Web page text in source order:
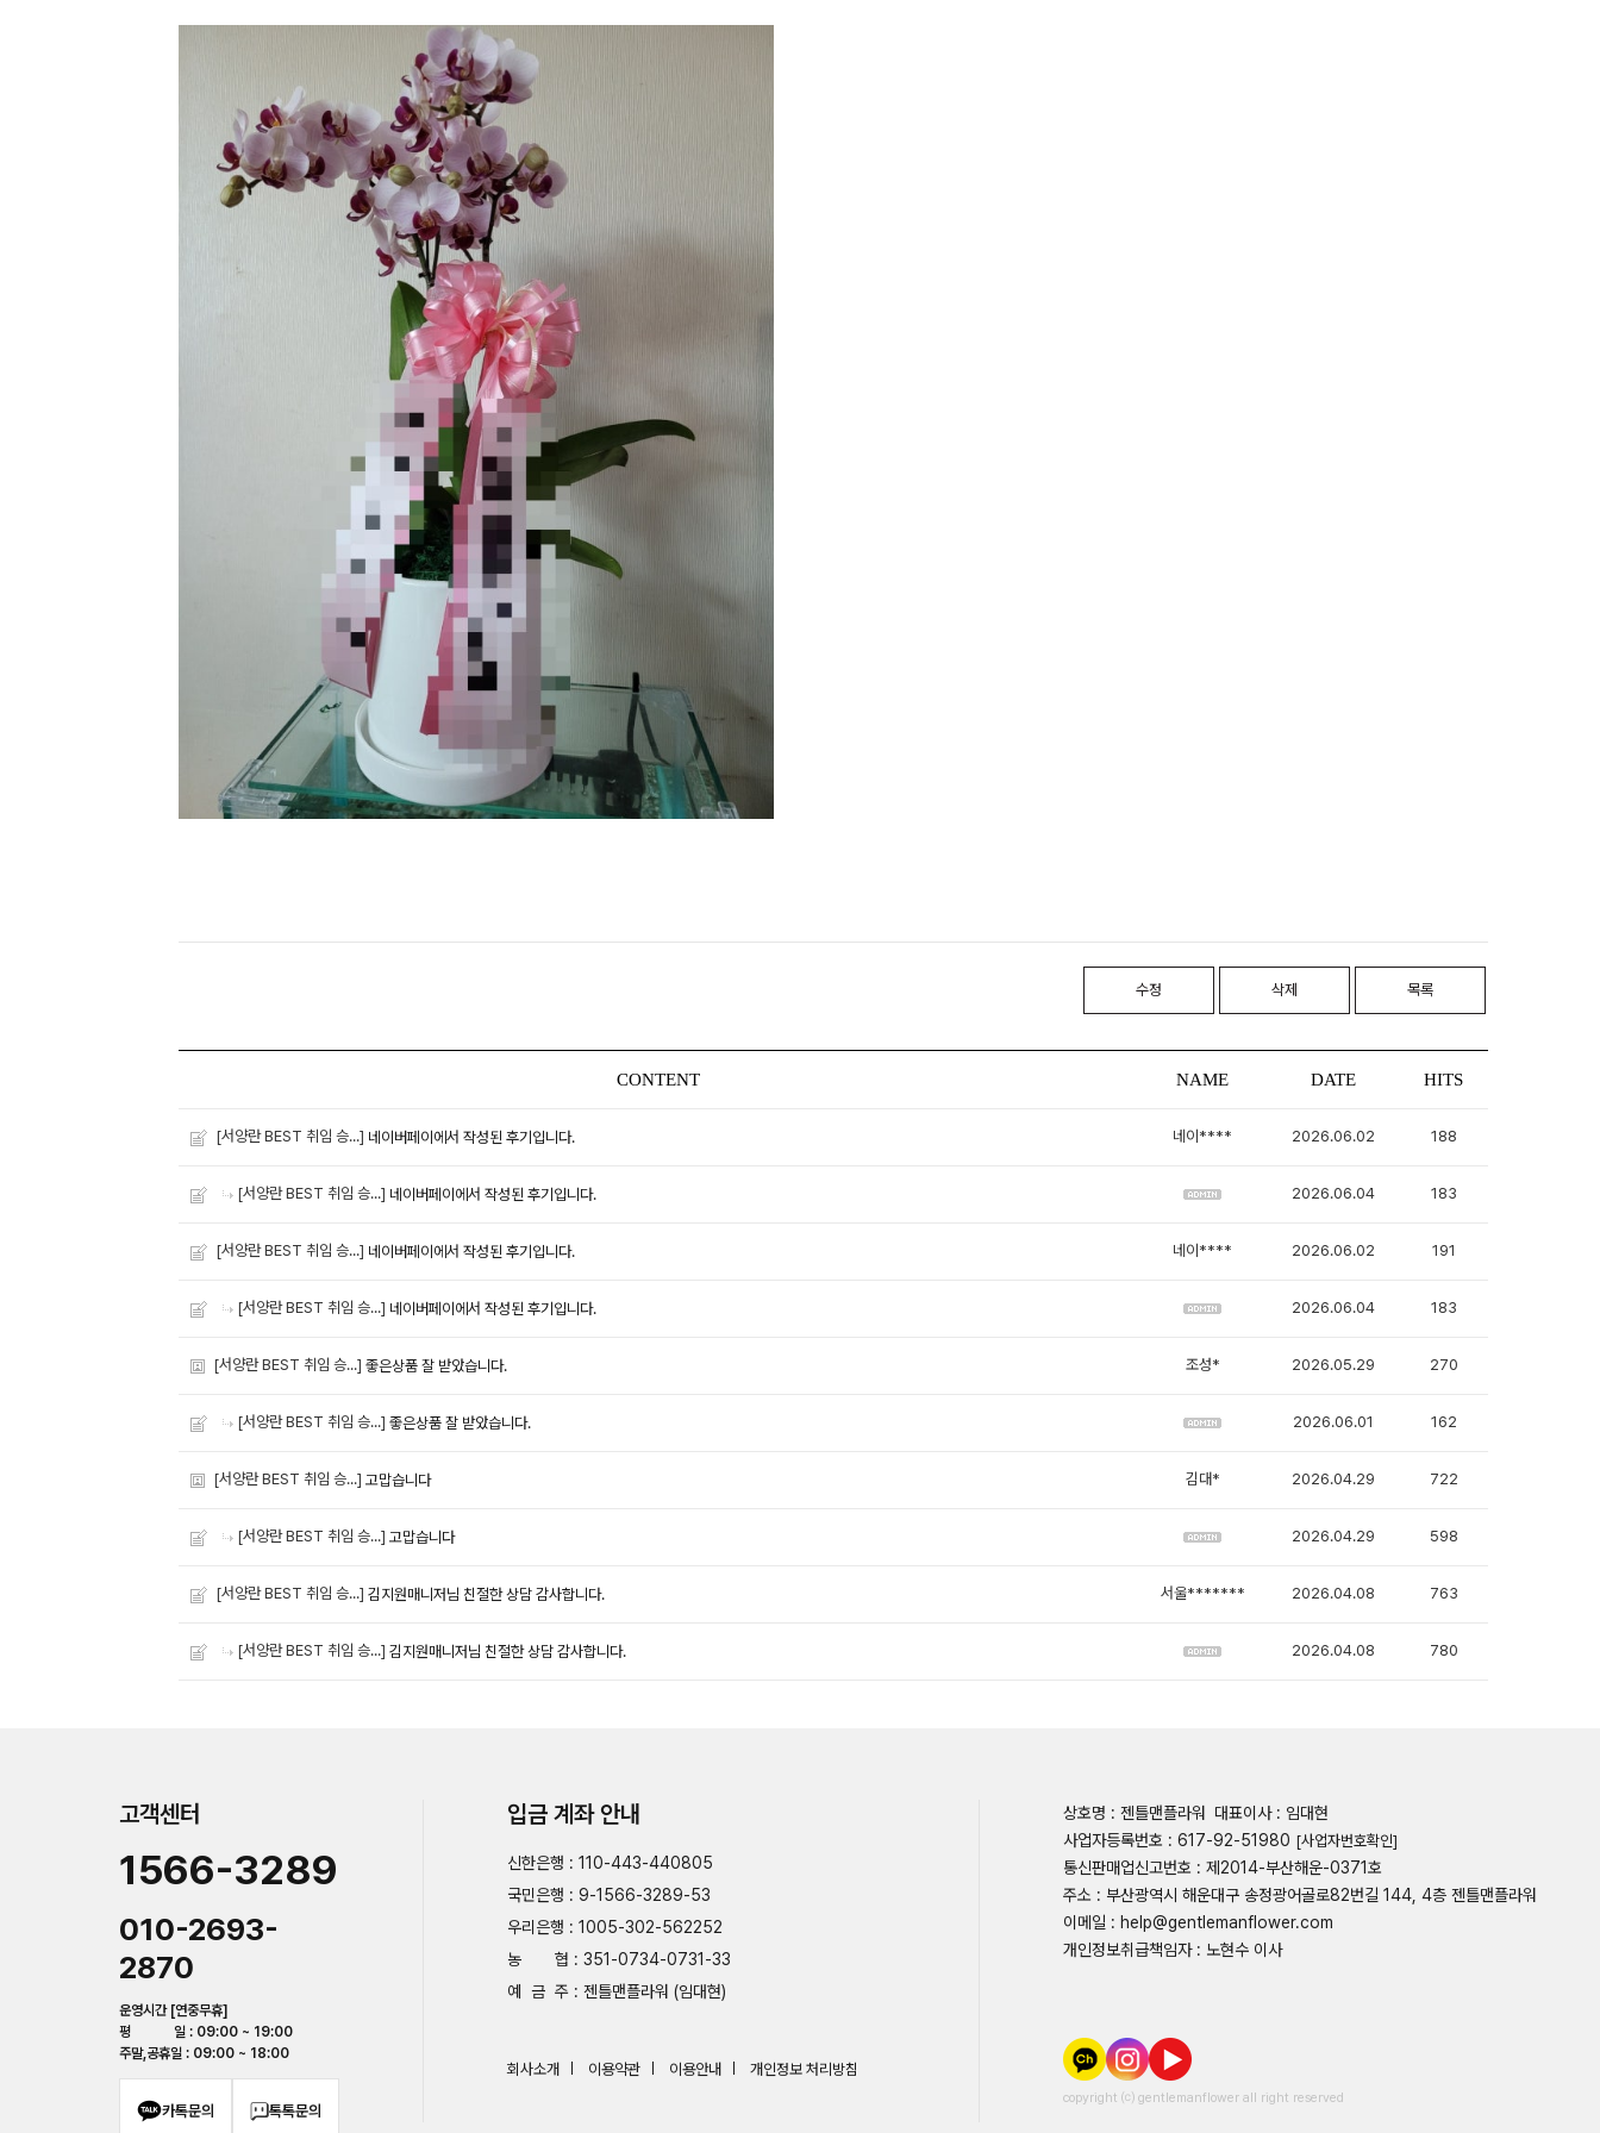
수정 삭제 목록
CONTENT NAME DATE HITS
[서양란 BEST 취임 승...] 네이버페이에서 작성된 후기입니다. 네이**** 2026.06.02 188
[서양란 BEST 취임 승...] 네이버페이에서 작성된 후기입니다. 2026.06.04 183
[서양란 BEST 취임 승...] 네이버페이에서 작성된 후기입니다. 네이**** 2026.06.02 191
[서양란 BEST 취임 승...] 네이버페이에서 작성된 후기입니다. 2026.06.04 183
[서양란 BEST 취임 승...] 좋은상품 잘 받았습니다. 조성* 2026.05.29 270
[서양란 BEST 취임 승...] 좋은상품 잘 받았습니다. 2026.06.01 162
[서양란 BEST 취임 승...] 고맙습니다 김대* 2026.04.29 722
[서양란 BEST 취임 승...] 고맙습니다 2026.04.29 598
[서양란 BEST 취임 승...] 김지원매니저님 친절한 상담 감사합니다. 서울******* 2026.04.08 763
[서양란 BEST 취임 승...] 김지원매니저님 친절한 상담 감사합니다. 2026.04.08 780
고객센터
1566-3289
010-2693-
2870
운영시간 [연중무휴]
평 일 : 09:00 ~ 19:00
주말,공휴일 : 09:00 ~ 18:00
카톡문의 톡톡문의
입금 계좌 안내
신한은행 : 110-443-440805
국민은행 : 9-1566-3289-53
우리은행 : 1005-302-562252
농 협 : 351-0734-0731-33
예 금 주 : 젠틀맨플라워 (임대현)
회사소개 이용약관 이용안내 개인정보 처리방침
상호명 : 젠틀맨플라워
대표이사 : 임대현
사업자등록번호 : 617-92-51980 [사업자번호확인]
통신판매업신고번호 : 제2014-부산해운-0371호
주소 : 부산광역시 해운대구 송정광어골로82번길 144, 4층 젠틀맨플라워
이메일 : help@gentlemanflower.com
개인정보취급책임자 : 노현수 이사
copyright ⒞ gentlemanflower all right reserved